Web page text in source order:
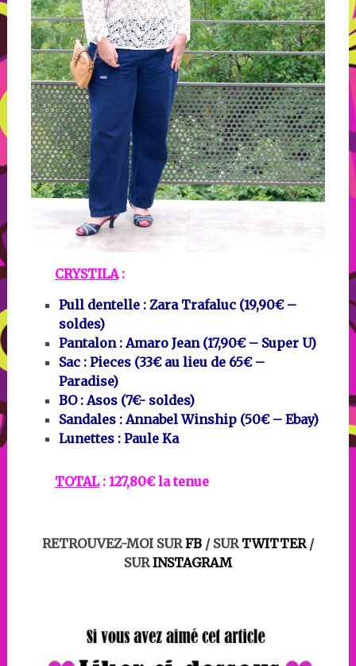
CRYSTILA:
Pull dentelle : Zara Trafaluc (19,90€ –
soldes)
Pantalon : Amaro Jean (17,90€ – Super U)
Sac : Pieces (33€ au lieu de 65€ –
Paradise)
BO : Asos (7€- soldes)
Sandales : Annabel Winship (50€ – Ebay)
Lunettes : Paule Ka
TOTAL: 127,80€ la tenue
RETROUVEZ-MOI SUR FB / SUR TWITTER/
SURINSTAGRAM